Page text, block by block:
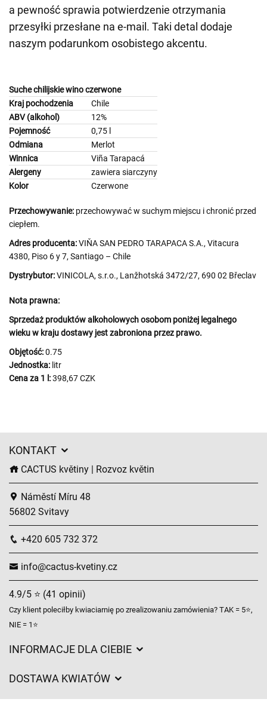
a pewność sprawia potwierdzenie otrzymania
przesyłki przesłane na e-mail. Taki detal dodaje
naszym podarunkom osobistego akcentu.
Suche chilijskie wino czerwone
Kraj pochodzenia Chile
ABV (alkohol)
12%
Pojemność
0,75 l
Odmiana
Merlot
Winnica
Viña Tarapacá
Alergeny
zawiera siarczyny
Kolor
Czerwone
Przechowywanie: przechowywać w suchym miejscu i chronić przed
ciepłem.
Adres producenta:VIŇA SAN PEDRO TARAPACA S.A., Vitacura
4380, Piso 6 y 7, Santiago – Chile
Dystrybutor:VINICOLA, s.r.o., Lanžhotská 3472/27, 690 02 Břeclav
Nota prawna:
Sprzedaż produktów alkoholowych osobom poniżej legalnego
wieku w kraju dostawy jest zabroniona przez prawo.
Objętość:0.75
Jednostka: litr
Cena za 1 l:398,67 CZK
KONTAKT
CACTUS květiny | Rozvoz květin
Náměstí Míru 48
56802 Svitavy
+420 605 732 372
info@cactus-kvetiny.cz
4.9/5 ⭐ (41 opinii)
Czy klient poleciłby kwiaciarnię po zrealizowaniu zamówienia? TAK = 5⭐,
NIE = 1⭐
INFORMACJE DLA CIEBIE
DOSTAWA KWIATÓW
Opłaty za dostawę